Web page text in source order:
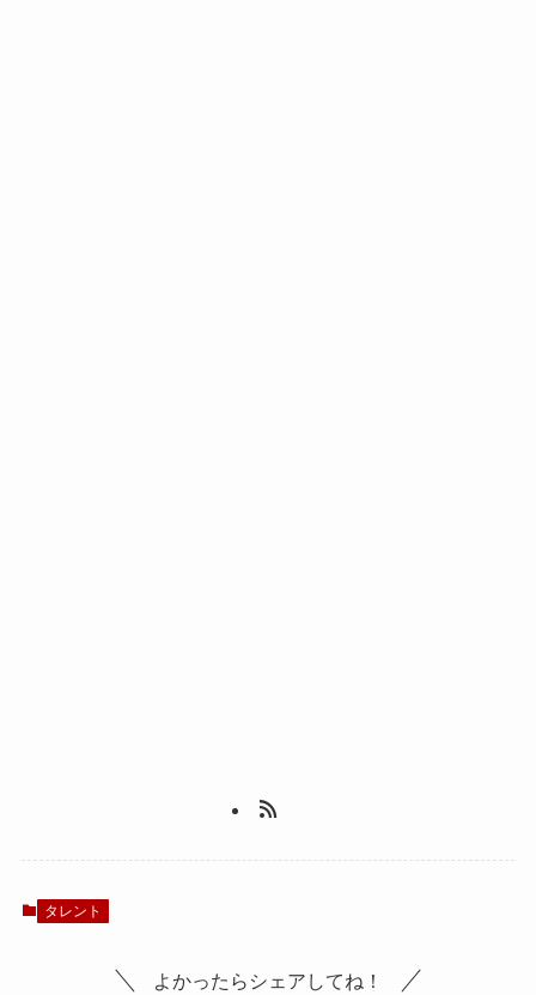
タレント
よかったらシェアしてね！